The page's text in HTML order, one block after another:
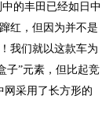
的丰田已经如日中
红，但因为并不是
我们就以这款车为
子”元素，但比起竞
网采用了长方形的